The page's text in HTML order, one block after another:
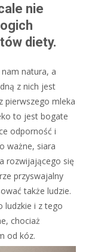
nie
diety.
natura, a
z nich jest
pierwszego mleka
to jest bogate
odporność i
ważne, siara
rozwijającego się
przyswajalny
także ludzie.
ludzkie i z tego
chociaż
od kóz.